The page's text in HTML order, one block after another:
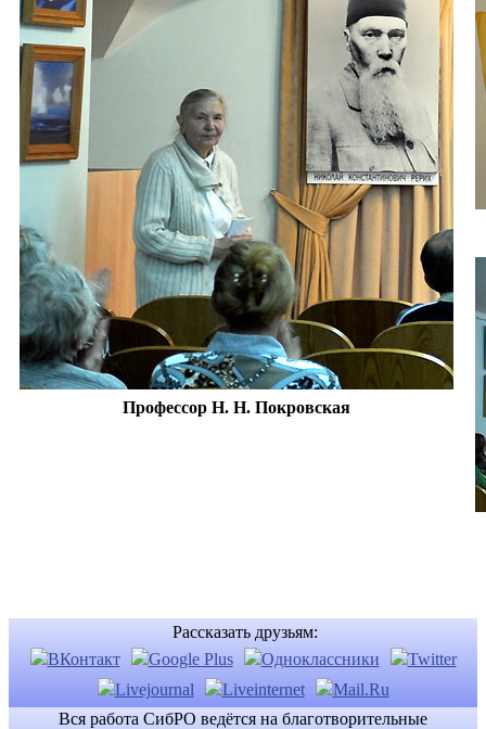
Профессор Н. Н. Покровская
Рассказать друзьям:
Вся работа СибРО ведётся на благотворительные